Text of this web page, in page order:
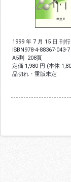
1999 年 7 月 15 日 刊行
ISBN978-4-88367-043-7
A5判 208頁
定価 1,980 円 (本体
品切れ・重版未定